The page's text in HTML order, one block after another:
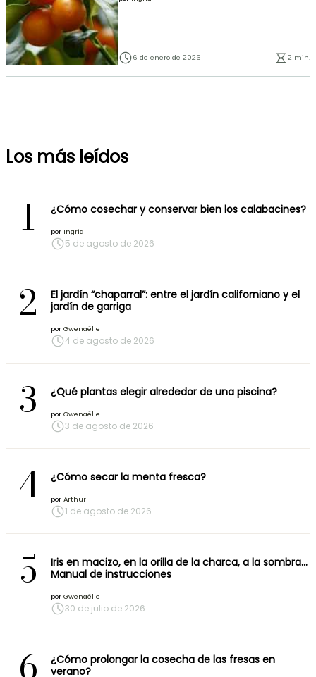
6 de enero de 2026 2 min.
Los más leídos
1 ¿Cómo cosechar y conservar bien los calabacines?
por Ingrid
5 de agosto de 2026
2
El jardín “chaparral”: entre el jardín californiano y el
jardín de garriga
por Gwenaëlle
4 de agosto de 2026
3 ¿Qué plantas elegir alrededor de una piscina?
por Gwenaëlle
3 de agosto de 2026
4 ¿Cómo secar la menta fresca?
por Arthur
1 de agosto de 2026
5
Iris en macizo, en la orilla de la charca, a la sombra…
Manual de instrucciones
por Gwenaëlle
30 de julio de 2026
¿Cómo prolongar la cosecha de las fresas en
verano?